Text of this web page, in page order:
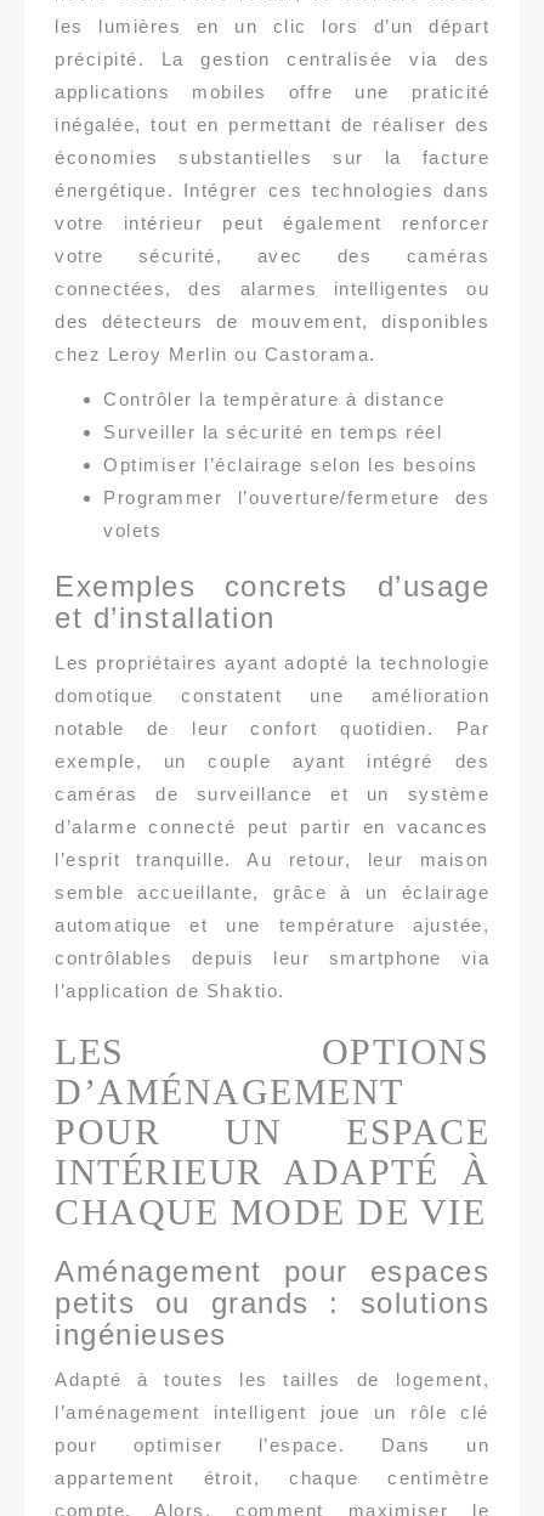
les lumières en un clic lors d’un départ
précipité. La gestion centralisée via des
applications mobiles offre une praticité
inégalée, tout en permettant de réaliser des
économies substantielles sur la facture
énergétique. Intégrer ces technologies dans
votre intérieur peut également renforcer
votre sécurité, avec des caméras
connectées, des alarmes intelligentes ou
des détecteurs de mouvement, disponibles
chez Leroy Merlin ou Castorama.
Contrôler la température à distance
Surveiller la sécurité en temps réel
Optimiser l’éclairage selon les besoins
Programmer l’ouverture/fermeture des
volets
Exemples concrets d’usage
et d’installation
Les propriétaires ayant adopté la technologie
domotique constatent une amélioration
notable de leur confort quotidien. Par
exemple, un couple ayant intégré des
caméras de surveillance et un système
d’alarme connecté peut partir en vacances
l’esprit tranquille. Au retour, leur maison
semble accueillante, grâce à un éclairage
automatique et une température ajustée,
contrôlables depuis leur smartphone via
l’application de Shaktio.
LES OPTIONS
D’AMÉNAGEMENT
POUR UN ESPACE
INTÉRIEUR ADAPTÉ À
CHAQUE MODE DE VIE
Aménagement pour espaces
petits ou grands : solutions
ingénieuses
Adapté à toutes les tailles de logement,
l’aménagement intelligent joue un rôle clé
pour optimiser l’espace. Dans un
appartement étroit, chaque centimètre
compte. Alors, comment maximiser le